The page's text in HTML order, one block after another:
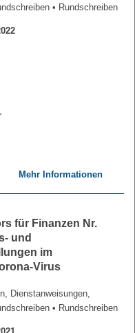
• Rundschreiben
Mehr Informationen
für Finanzen Nr.
und
im
Virus
Dienstanweisungen,
• Rundschreiben